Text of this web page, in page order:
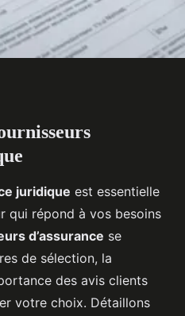
:
fournisseurs
de lecture
juridique est essentielle
qui répond à vos besoins
d’assurance se
de sélection, la
des avis clients
votre choix. Détaillons